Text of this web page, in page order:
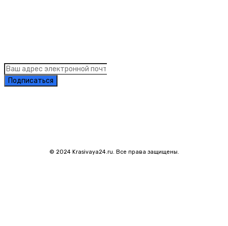
Подписаться
© 2024 Krasivaya24.ru. Все права защищены.